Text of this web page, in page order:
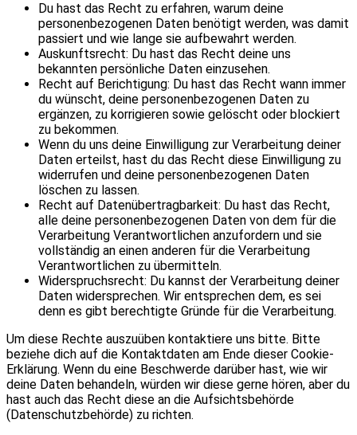
Du hast das Recht zu erfahren, warum deine
personenbezogenen Daten benötigt werden, was damit
passiert und wie lange sie aufbewahrt werden.
Auskunftsrecht: Du hast das Recht deine uns
bekannten persönliche Daten einzusehen.
Recht auf Berichtigung: Du hast das Recht wann immer
du wünscht, deine personenbezogenen Daten zu
ergänzen, zu korrigieren sowie gelöscht oder blockiert
zu bekommen.
Wenn du uns deine Einwilligung zur Verarbeitung deiner
Daten erteilst, hast du das Recht diese Einwilligung zu
widerrufen und deine personenbezogenen Daten
löschen zu lassen.
Recht auf Datenübertragbarkeit: Du hast das Recht,
alle deine personenbezogenen Daten von dem für die
Verarbeitung Verantwortlichen anzufordern und sie
vollständig an einen anderen für die Verarbeitung
Verantwortlichen zu übermitteln.
Widerspruchsrecht: Du kannst der Verarbeitung deiner
Daten widersprechen. Wir entsprechen dem, es sei
denn es gibt berechtigte Gründe für die Verarbeitung.
Um diese Rechte auszuüben kontaktiere uns bitte. Bitte
beziehe dich auf die Kontaktdaten am Ende dieser Cookie-
Erklärung. Wenn du eine Beschwerde darüber hast, wie wir
deine Daten behandeln, würden wir diese gerne hören, aber du
hast auch das Recht diese an die Aufsichtsbehörde
(Datenschutzbehörde) zu richten.